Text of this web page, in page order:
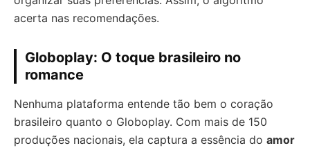
acerta nas recomendações.
Globoplay: O toque brasileiro no
romance
Nenhuma plataforma entende tão bem o coração
brasileiro quanto o Globoplay. Com mais de 150
produções nacionais, ela captura a essência do amor